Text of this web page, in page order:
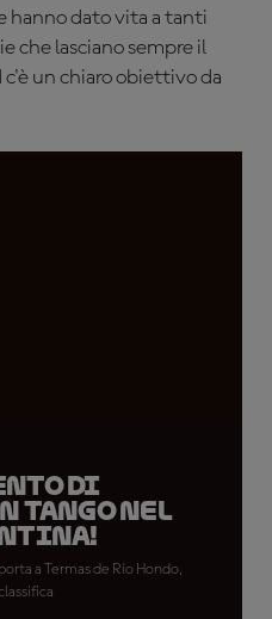
hanno dato vita a tanti
che lasciano sempre il
un chiaro obiettivo da
di
tango nel
a Termas de Río Hondo,